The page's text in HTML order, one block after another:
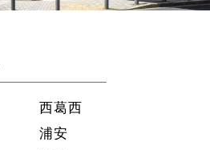
西葛西
浦安